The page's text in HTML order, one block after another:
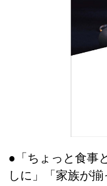
●「ちょっと食事
しに」「家族が